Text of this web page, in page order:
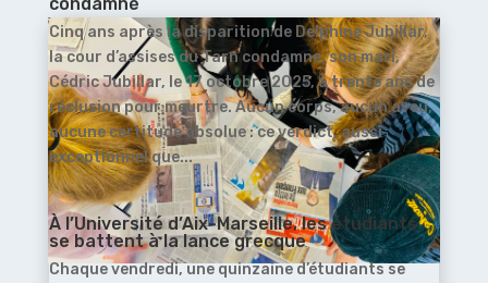
Cinq ans après la disparition de Delphine Jubillar,
la cour d’assises du Tarn condamne, son mari,
Cédric Jubillar, le 17 octobre 2025, à trente ans de
réclusion pour meurtre. Aucun corps, aucun aveu,
aucune certitude absolue : ce verdict, aussi
exceptionnel que...
À l’Université d’Aix-Marseille, les étudiants
se battent à la lance grecque
Chaque vendredi, une quinzaine d’étudiants se